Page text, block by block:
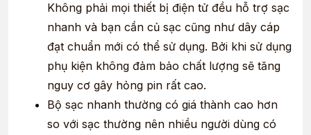
Không phải mọi thiết bị điện tử đều hỗ trợ sạc
nhanh và bạn cần củ sạc cũng như dây cáp
đạt chuẩn mới có thể sử dụng. Bởi khi sử dụng
phụ kiện không đảm bảo chất lượng sẽ tăng
nguy cơ gây hỏng pin rất cao.
Bộ sạc nhanh thường có giá thành cao hơn
so với sạc thường nên nhiều người dùng có